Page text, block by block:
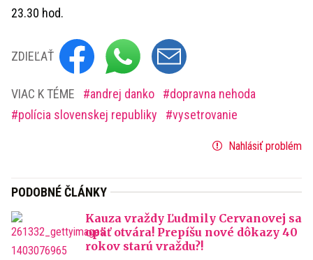
23.30 hod.
ZDIEĽAŤ
VIAC K TÉME andrej danko
dopravna nehoda
polícia slovenskej republiky
vysetrovanie
Nahlásiť problém
PODOBNÉ ČLÁNKY
Kauza vraždy Ľudmily Cervanovej sa
opäť otvára! Prepíšu nové dôkazy 40
rokov starú vraždu?!